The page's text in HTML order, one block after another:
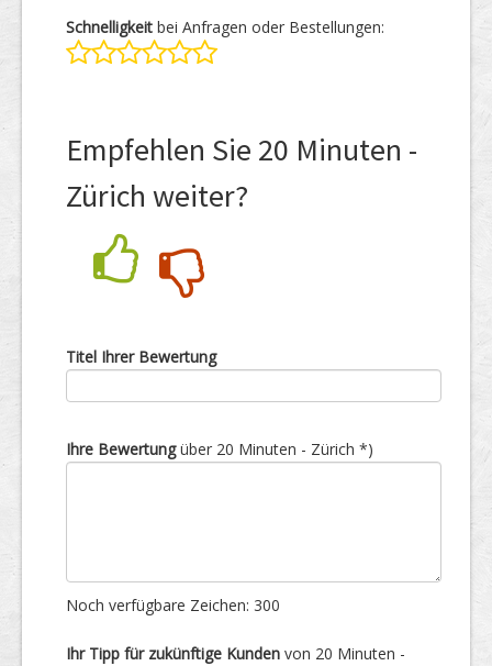
Schnelligkeit bei Anfragen oder Bestellungen:
Empfehlen Sie 20 Minuten -
Zürich weiter?
Titel Ihrer Bewertung
Ihre Bewertungüber 20 Minuten - Zürich *)
Noch verfügbare Zeichen: 300
Ihr Tipp für zukünftige Kunden von 20 Minuten -